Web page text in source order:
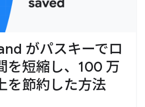
がパスキーでロ
を短縮し、100 万
を節約した方法